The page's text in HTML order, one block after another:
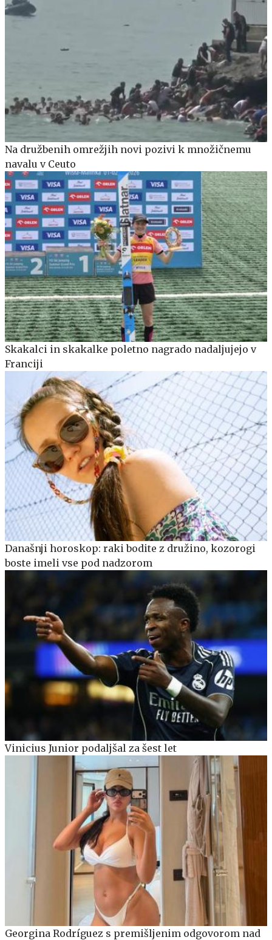
Na družbenih omrežjih novi pozivi k množičnemu
navalu v Ceuto
Skakalci in skakalke poletno nagrado nadaljujejo v
Franciji
Današnji horoskop: raki bodite z družino, kozorogi
boste imeli vse pod nadzorom
Vinicius Junior podaljšal za šest let
Georgina Rodríguez s premišljenim odgovorom nad